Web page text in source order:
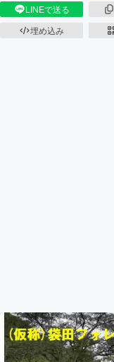
LINEで送る
埋め込み